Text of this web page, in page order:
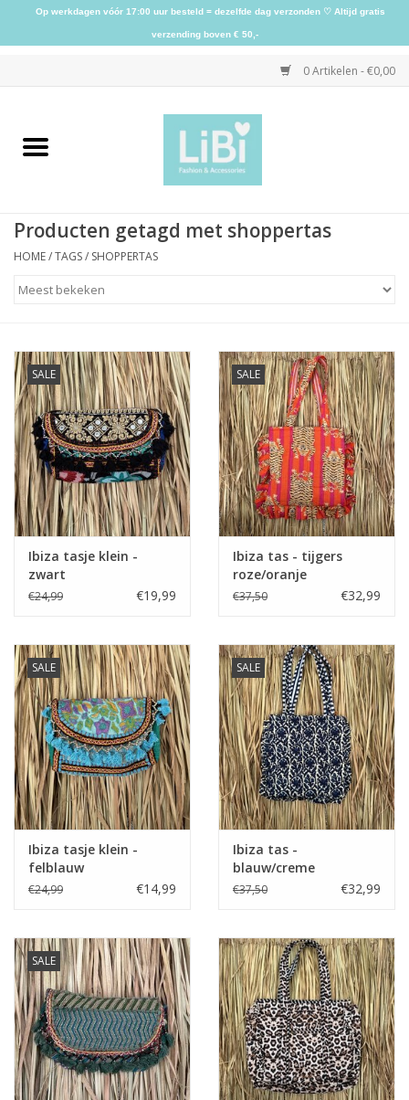
0 Artikelen - €0,00
Home
Schoenen
Sieraden
Accessoires
Home deco
SALE
Herensokken
Producten getagd met shoppertas
HOME/TAGS/ SHOPPERTAS
SALE
Ibiza tasje klein -
zwart
€24,99 €19,99
SALE
Ibiza tas - tijgers
roze/oranje
€37,50 €32,99
SALE
Ibiza tasje klein -
felblauw
€24,99 €14,99
SALE
Ibiza tas -
blauw/creme
€37,50 €32,99
SALE
Op werkdagen vóór 17:00 uur besteld = dezelfde dag verzonden ♡ Altijd gratis
verzending boven € 50,-